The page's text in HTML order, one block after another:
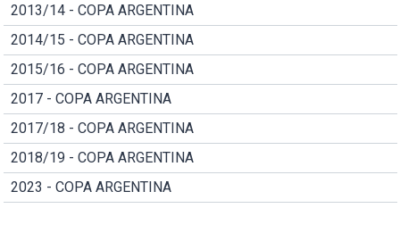
2013/14 - COPA ARGENTINA
2014/15 - COPA ARGENTINA
2015/16 - COPA ARGENTINA
2017 - COPA ARGENTINA
2017/18 - COPA ARGENTINA
2018/19 - COPA ARGENTINA
2023 - COPA ARGENTINA